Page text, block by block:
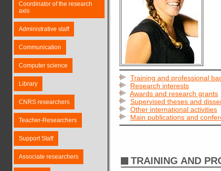
Coordinator of the research
axis
Administrative staff
Communication
Computer science
Library
CNRS researchers
Teacher-Researchers
Support Staff
Associate researchers
Training and professional
Research interests
Awards and research grants
Supervised theses and
Other international activities
Main publications and
TRAINING AND